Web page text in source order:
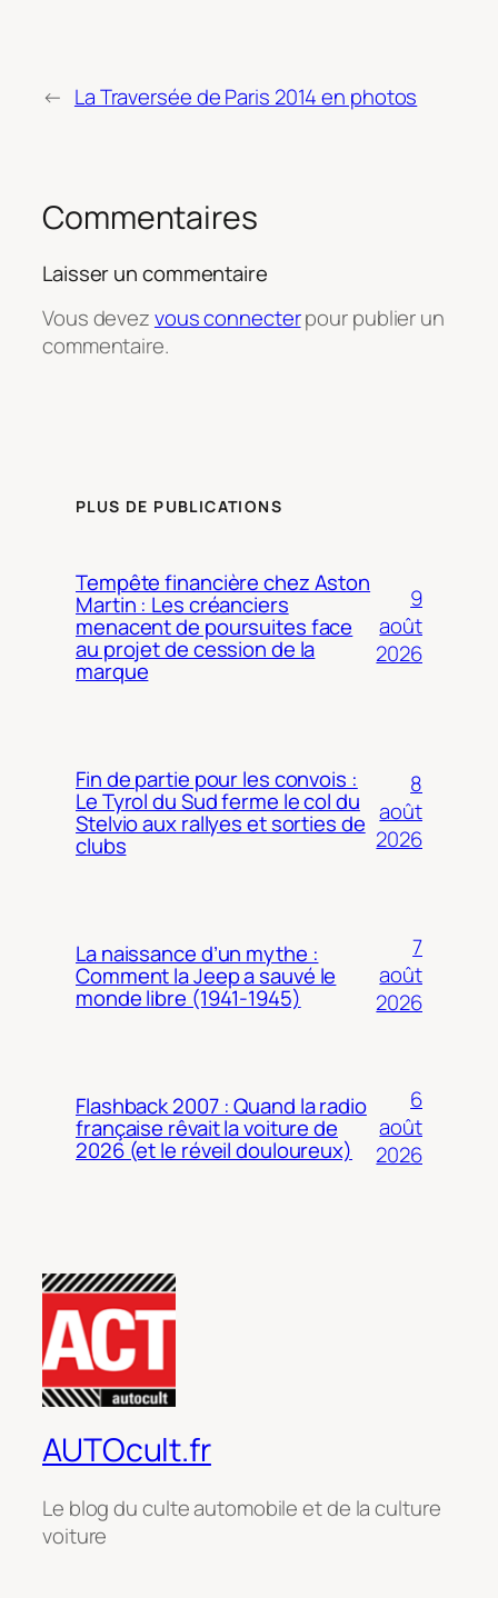
← La Traversée de Paris 2014 en photos
Commentaires
Laisser un commentaire
Vous devezvous connecterpour publier un
commentaire.
PLUS DE PUBLICATIONS
Tempête financière chez Aston
Martin : Les créanciers
menacent de poursuites face
au projet de cession de la
marque
9
août
2026
Fin de partie pour les convois :
Le Tyrol du Sud ferme le col du
Stelvio aux rallyes et sorties de
clubs
8
août
2026
La naissance d’un mythe :
Comment la Jeep a sauvé le
monde libre (1941-1945)
7
août
2026
Flashback 2007 : Quand la radio
française rêvait la voiture de
2026 (et le réveil douloureux)
6
août
2026
AUTOcult.fr
Le blog du culte automobile et de la culture
voiture